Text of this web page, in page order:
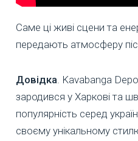
Саме ці живі сцени та
передають атмосферу
Довідка. Kavabanga
зародився у Харкові та
популярність серед
своєму унікальному